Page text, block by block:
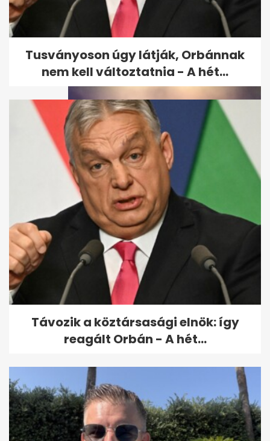
Bata Évával való
kapcsolatáról beszélt Bereczki
Zoltán
Kiderült, mennyit kér egy
koncertért Majka
Tusványoson úgy látják, Orbánnak
nem kell változtatnia - A hét...
Távozik a köztársasági elnök: így
reagált Orbán - A hét...